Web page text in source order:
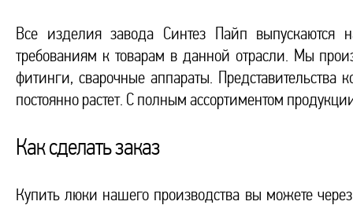
Все изделия завода Синтез Пайп выпускаются
требованиям к товарам в данной отрасли. Мы
фитинги, сварочные аппараты.
постоянно растет. С полным ассортиментом
Как сделать заказ
Купить люки нашего производства вы можете